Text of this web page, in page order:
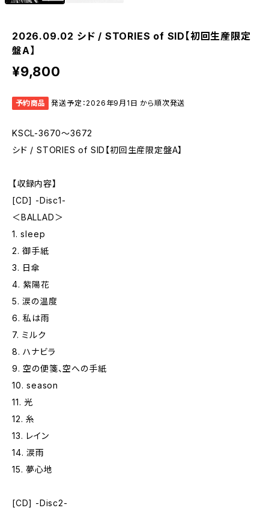
2026.09.02 シド / STORIES of SID【初回生産限定
盤A】
¥9,800
予約商品 発送予定：2026年9月1日 から順次発送
KSCL-3670～3672
シド / STORIES of SID【初回生産限定盤A】
【収録内容】
[CD] -Disc1-
＜BALLAD＞
1. sleep
2. 御手紙
3. 日傘
4. 紫陽花
5. 涙の温度
6. 私は雨
7. ミルク
8. ハナビラ
9. 空の便箋、空への手紙
10. season
11. 光
12. 糸
13. レイン
14. 涙雨
15. 夢心地
[CD] -Disc2-